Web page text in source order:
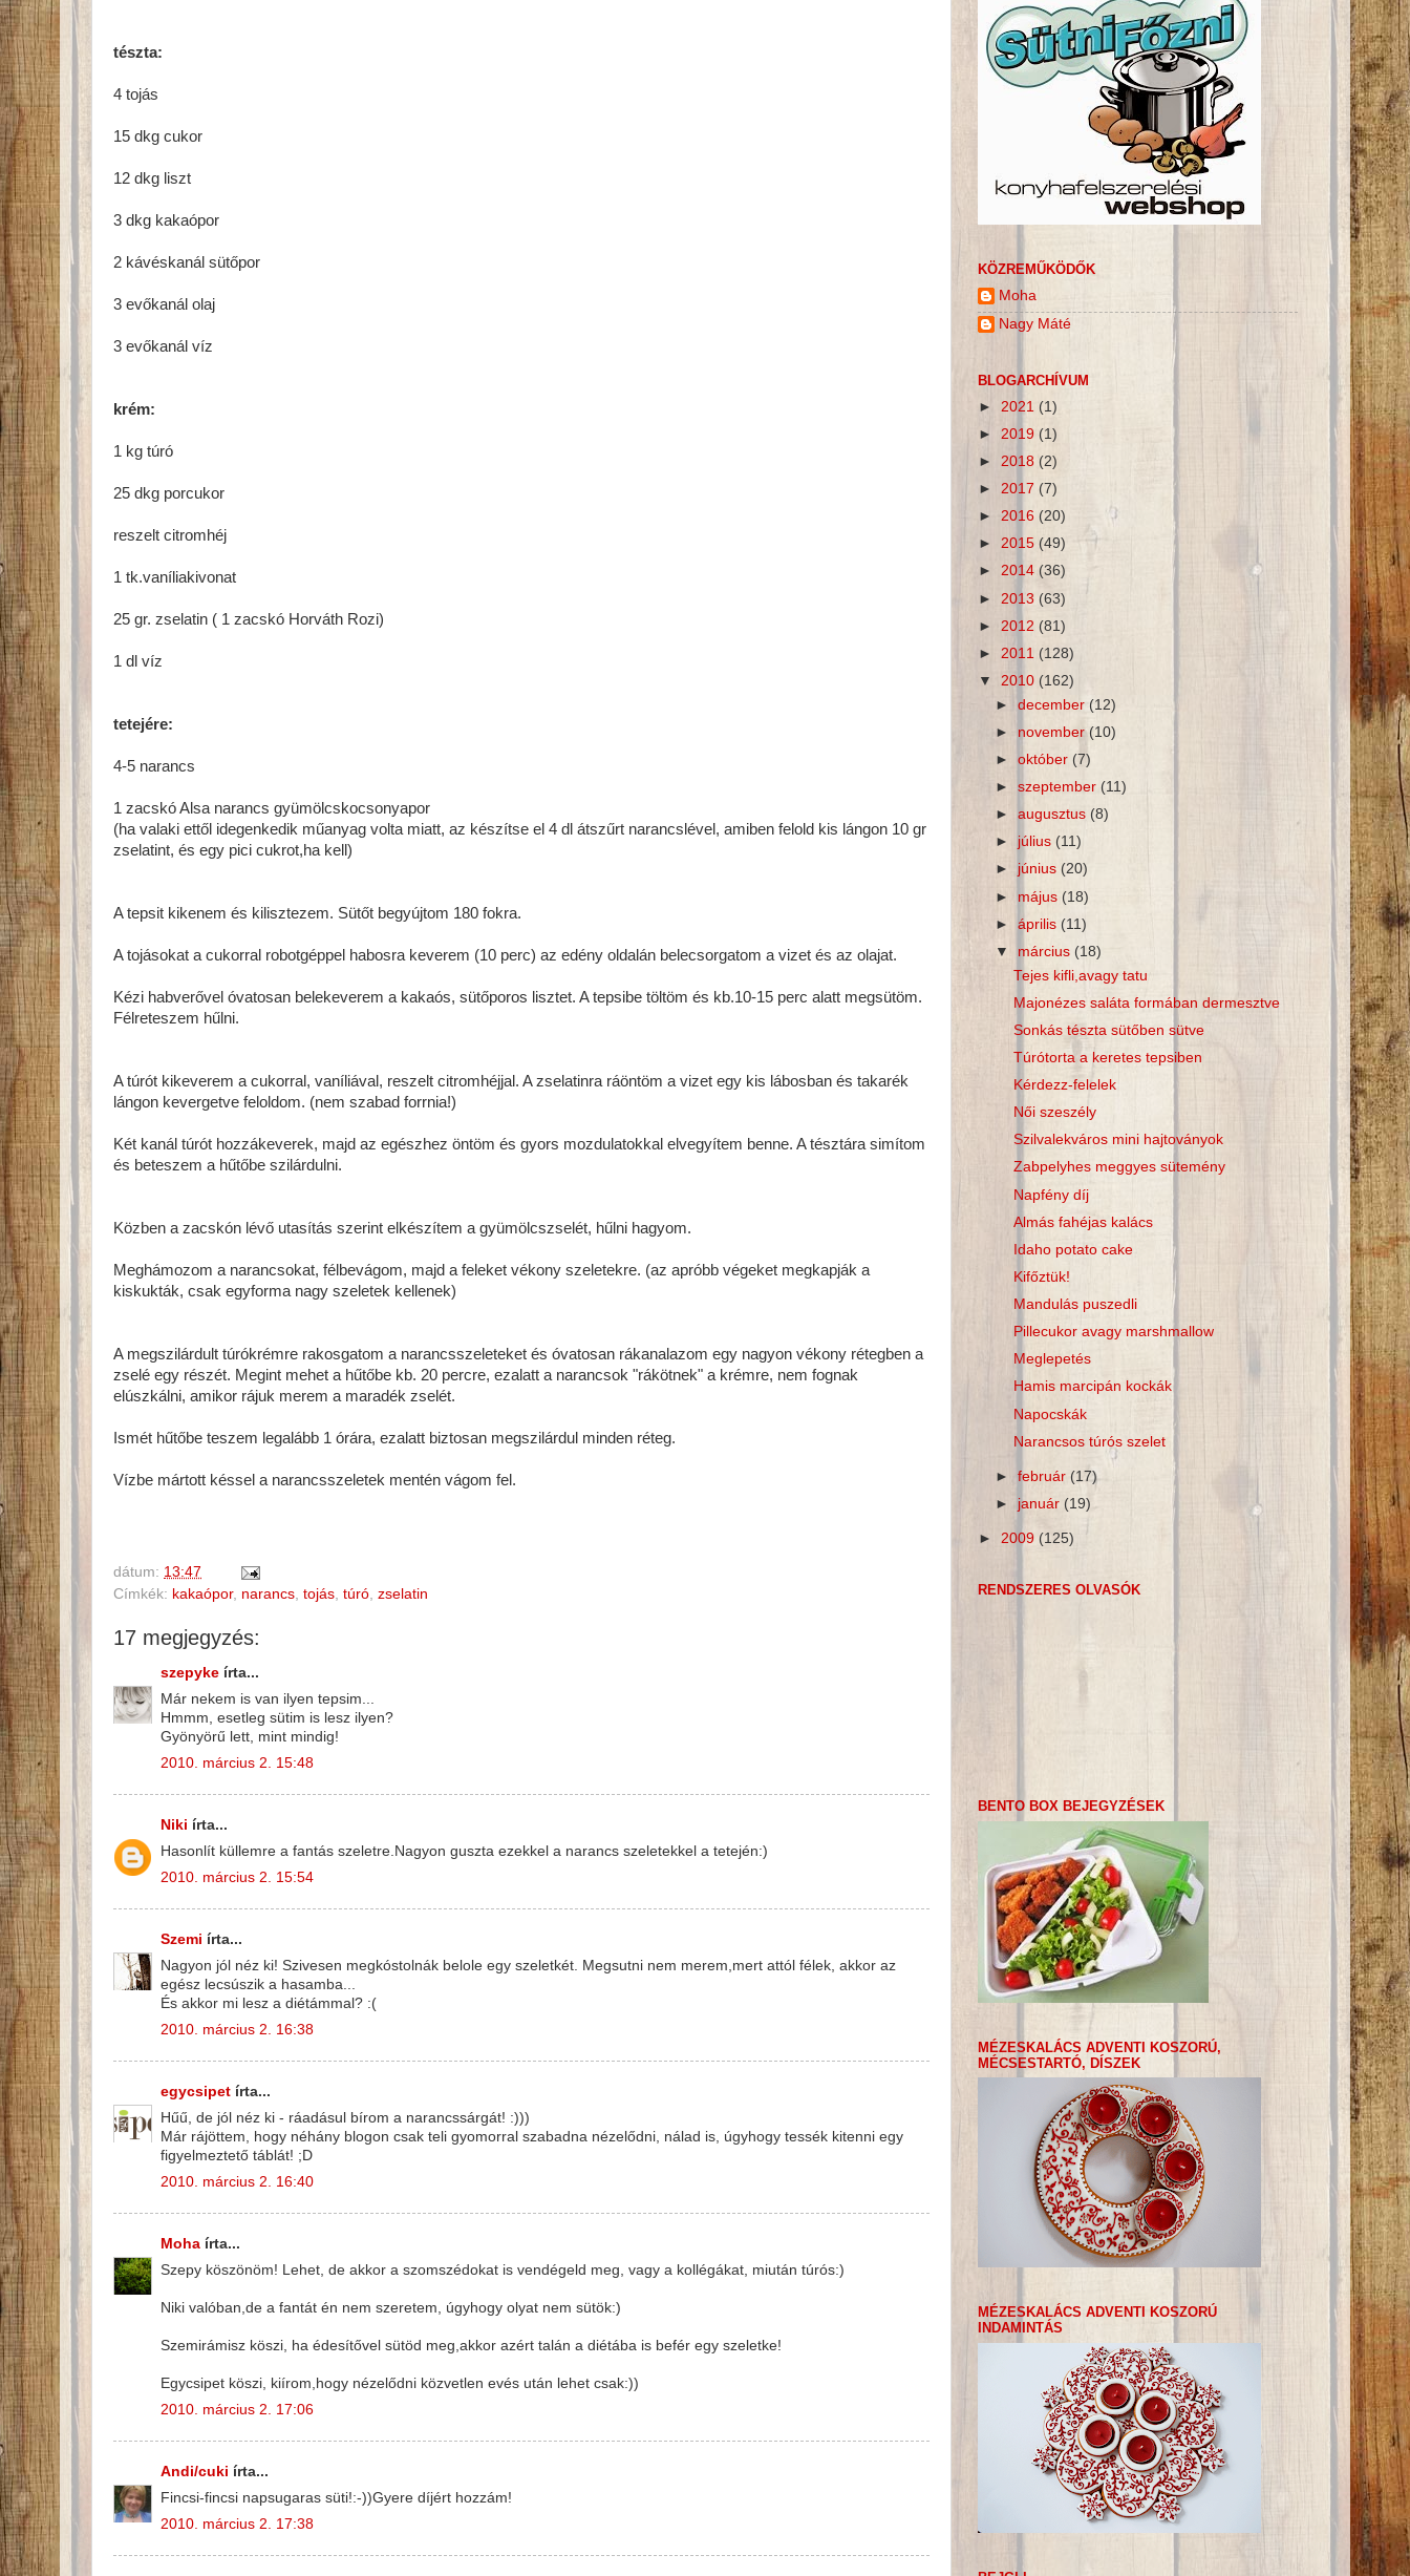
tészta:
4 tojás
15 dkg cukor
12 dkg liszt
3 dkg kakaópor
2 kávéskanál sütőpor
3 evőkanál olaj
3 evőkanál víz
krém:
1 kg túró
25 dkg porcukor
reszelt citromhéj
1 tk.vaníliakivonat
25 gr. zselatin ( 1 zacskó Horváth Rozi)
1 dl víz
tetejére:
4-5 narancs
1 zacskó Alsa narancs gyümölcskocsonyapor
(ha valaki ettől idegenkedik műanyag volta miatt, az készítse el 4 dl átszűrt narancslével, amiben felold kis lángon 10 gr
zselatint, és egy pici cukrot,ha kell)
A tepsit kikenem és kilisztezem. Sütőt begyújtom 180 fokra.
A tojásokat a cukorral robotgéppel habosra keverem (10 perc) az edény oldalán belecsorgatom a vizet és az olajat.
Kézi habverővel óvatosan belekeverem a kakaós, sütőporos lisztet. A tepsibe töltöm és kb.10-15 perc alatt megsütöm.
Félreteszem hűlni.
A túrót kikeverem a cukorral, vaníliával, reszelt citromhéjjal. A zselatinra ráöntöm a vizet egy kis lábosban és takarék
lángon kevergetve feloldom. (nem szabad forrnia!)
Két kanál túrót hozzákeverek, majd az egészhez öntöm és gyors mozdulatokkal elvegyítem benne. A tésztára simítom
és beteszem a hűtőbe szilárdulni.
Közben a zacskón lévő utasítás szerint elkészítem a gyümölcszselét, hűlni hagyom.
Meghámozom a narancsokat, félbevágom, majd a feleket vékony szeletekre. (az apróbb végeket megkapják a
kiskukták, csak egyforma nagy szeletek kellenek)
A megszilárdult túrókrémre rakosgatom a narancsszeleteket és óvatosan rákanalazom egy nagyon vékony rétegben a
zselé egy részét. Megint mehet a hűtőbe kb. 20 percre, ezalatt a narancsok "rákötnek" a krémre, nem fognak
elúszkálni, amikor rájuk merem a maradék zselét.
Ismét hűtőbe teszem legalább 1 órára, ezalatt biztosan megszilárdul minden réteg.
Vízbe mártott késsel a narancsszeletek mentén vágom fel.
dátum: 13:47
Címkék: kakaópor, narancs tojás túró zselatin
17 megjegyzés:
szepyke írta...
Már nekem is van ilyen tepsim...
Hmmm, esetleg sütim is lesz ilyen?
Gyönyörű lett, mint mindig!
2010. március 2. 15:48
Niki írta...
Hasonlít küllemre a fantás szeletre.Nagyon guszta ezekkel a narancs szeletekkel a tetején:)
2010. március 2. 15:54
Szemi írta...
Nagyon jól néz ki! Szivesen megkóstolnák belole egy szeletkét. Megsutni nem merem,mert attól félek, akkor az
egész lecsúszik a hasamba...
És akkor mi lesz a diétámmal? :(
2010. március 2. 16:38
egycsipet írta...
Hűű, de jól néz ki - ráadásul bírom a narancssárgát! :)))
Már rájöttem, hogy néhány blogon csak teli gyomorral szabadna nézelődni, nálad is, úgyhogy tessék kitenni egy
figyelmeztető táblát! ;D
2010. március 2. 16:40
Moha írta...
Szepy köszönöm! Lehet, de akkor a szomszédokat is vendégeld meg, vagy a kollégákat, miután túrós:)
Niki valóban,de a fantát én nem szeretem, úgyhogy olyat nem sütök:)
Szemirámisz köszi, ha édesítővel sütöd meg,akkor azért talán a diétába is befér egy szeletke!
Egycsipet köszi, kiírom,hogy nézelődni közvetlen evés után lehet csak:))
2010. március 2. 17:06
Andi/cuki írta...
Fincsi-fincsi napsugaras süti!:-))Gyere díjért hozzám!
2010. március 2. 17:38
KÖZREMŰKÖDŐK
Moha
Nagy Máté
BLOGARCHÍVUM
► 2021 (1)
► 2019 (1)
► 2018 (2)
► 2017 (7)
► 2016 (20)
► 2015 (49)
► 2014 (36)
► 2013 (63)
► 2012 (81)
► 2011 (128)
▼ 2010 (162)
►december(12)
► november (10)
►október (7)
►szeptember(11)
►augusztus (8)
► július(11)
► június(20)
► május (18)
►április (11)
▼ március(18)
Tejes kifli,avagy tatu
Majonézes saláta formában dermesztve
Sonkás tészta sütőben sütve
Túrótorta a keretes tepsiben
Kérdezz-felelek
Női szeszély
Szilvalekváros mini hajtoványok
Zabpelyhes meggyes sütemény
Napfény díj
Almás fahéjas kalács
Idaho potato cake
Kifőztük!
Mandulás puszedli
Pillecukor avagy marshmallow
Meglepetés
Hamis marcipán kockák
Napocskák
Narancsos túrós szelet
►február(17)
► január (19)
► 2009 (125)
RENDSZERES OLVASÓK
BENTO BOX BEJEGYZÉSEK
MÉZESKALÁCS ADVENTI KOSZORÚ,
MÉCSESTARTÓ, DÍSZEK
MÉZESKALÁCS ADVENTI KOSZORÚ
INDAMINTÁS